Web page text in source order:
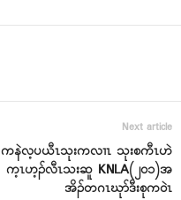
Next article
ကနဲလ့ပယီၤသုးကလၢၤ သုးစကီၤဟဲ
က့ၤဟ့ၣ်လီၤသးဆူ KNLA(၂၀၁)အ
အိၣ်တဂၤဃုာ်ဒီးစုက၀ဲၤ